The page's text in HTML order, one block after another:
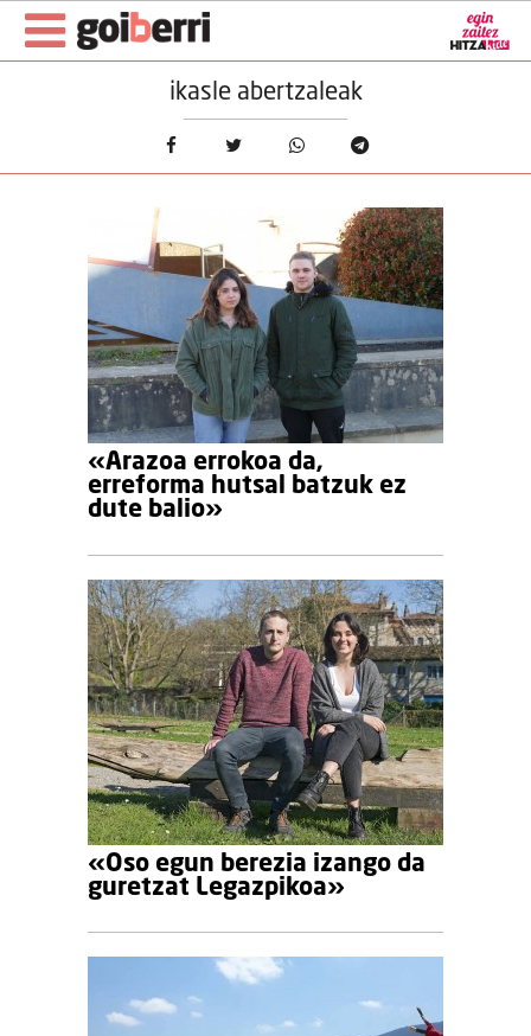
ikasle abertzaleak
«Arazoa errokoa da,
erreforma hutsal batzuk ez
dute balio»
«Oso egun berezia izango da
guretzat Legazpikoa»